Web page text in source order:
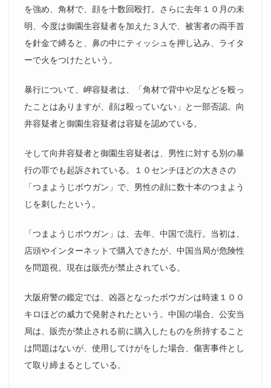
を強め、角材で、顔を十数回殴打。さらに去年１０月の未
明、今度は御園生容疑者を加えた３人で、被害者の両手首
を針金で縛ると、鼻の中にティッシュを押し込み、ライタ
ーで火をつけたという。
暴行について、岬容疑者は、「角材で背中や足などを殴っ
たことはありますが、顔は殴っていない」と一部否認。向
井容疑者と御園生容疑者は容疑を認めている。
そして向井容疑者と御園生容疑者は、男性に対する別の暴
行の罪でも起訴されている。１０センチほどの大きさの
「つまようじボウガン」で、男性の顔に数十本のつまよう
じを刺したという。
「つまようじボウガン」は、去年、中国で流行。当初は、
店頭やインターネットで購入できたが、中国当局が危険性
を問題視。現在は販売が禁止されている。
大阪府警の鑑定では、凶器となったボウガンは時速１００
キロほどの威力で発射されたという。中国の場合、公安当
局は、販売が禁止される前に購入したものを所持すること
は問題はないが、使用してけがをした場合、傷害事件とし
て取り締まるとしている。